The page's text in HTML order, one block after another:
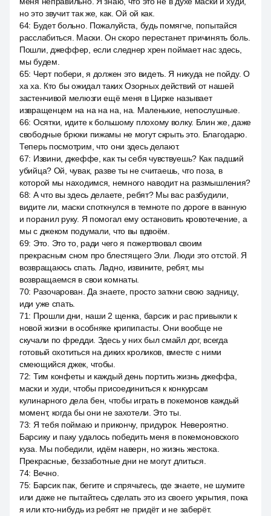
но это звучит так же, как. Ой ой как.
64: Будет больно. Пожалуйста, будь помягче, попытайся
расслабиться. Маски. Он скоро перестанет причинять боль.
Пошли, джеффер, если следнер хрен поймает нас здесь,
мы будем.
65: Черт побери, я должен это видеть. Я никуда не пойду. О
ха ха. Кто бы ожидал таких Озорных действий от нашей
застенчивой мелюзги ещё меня в Цирке называет
извращенцем на на на на, на. Маленькие, непослушные.
66: Осятки, идите к большому плохому волку. Блин же, даже
свободные брюки пижамы не могут скрыть это. Благодарю.
Теперь посмотрим, что они здесь делают.
67: Извини, джеффе, как ты себя чувствуешь? Как падший
убийца? Ой, чувак, разве ты не считаешь, что поза, в
которой мы находимся, немного наводит на размышления?
68: А что вы здесь делаете, ребят? Мы вас разбудили,
видите ли, маски споткнулся в темноте по дороге в ванную
и поранил руку. Я помогал ему остановить кровотечение, а
мы с джеком подумали, что вы вдвоём.
69: Это. Это то, ради чего я пожертвовал своим
прекрасным сном про блестящего Эли. Люди это отстой. Я
возвращаюсь спать. Ладно, извините, ребят, мы
возвращаемся в свои комнаты.
70: Разочарован. Да знаете, просто заткни свою задницу,
иди уже спать.
71: Прошли дни, наши 2 щенка, барсик и pac привыкли к
новой жизни в особняке крипипасты. Они вообще не
скучали по фредди. Здесь у них был смайл дог, всегда
готовый охотиться на диких кроликов, вместе с ними
смеющийся джек, чтобы.
72: Тим конфеты и каждый день портить жизнь джеффа,
маски и худи, чтобы присоединиться к конкурсам
кулинарного дела бен, чтобы играть в покемонов каждый
момент, когда бы они не захотели. Это ты.
73: Я тебя поймаю и прикончу, придурок. Невероятно.
Барсику и паку удалось победить меня в покемоновского
куза. Мы победили, идём наверн, но жизнь жестока.
Прекрасные, беззаботные дни не могут длиться.
74: Вечно.
75: Барсик пак, бегите и спрячьтесь, где знаете, не шумите
или даже не пытайтесь сделать это из своего укрытия, пока
я или кто-нибудь из ребят не придёт и не заберёт.